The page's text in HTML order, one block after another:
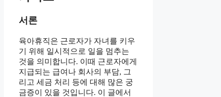
서론
육아휴직은 근로자가 자녀를 키우
기 위해 일시적으로 일을 멈추는
것을 의미합니다. 이때 근로자에게
지급되는 급여나 회사의 부담, 그
리고 세금 처리 등에 대해 많은 궁
금증이 있을 것입니다. 이 글에서